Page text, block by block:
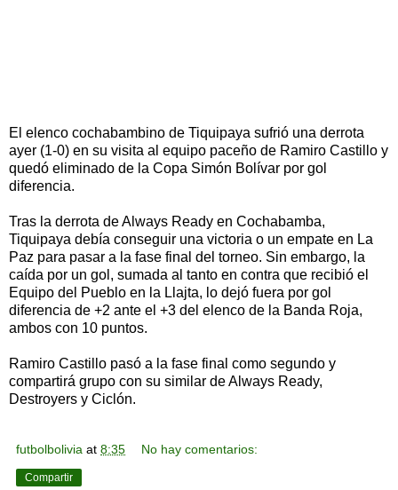
El elenco cochabambino de Tiquipaya sufrió una derrota
ayer (1-0) en su visita al equipo paceño de Ramiro Castillo y
quedó eliminado de la Copa Simón Bolívar por gol
diferencia.
Tras la derrota de Always Ready en Cochabamba,
Tiquipaya debía conseguir una victoria o un empate en La
Paz para pasar a la fase final del torneo. Sin embargo, la
caída por un gol, sumada al tanto en contra que recibió el
Equipo del Pueblo en la Llajta, lo dejó fuera por gol
diferencia de +2 ante el +3 del elenco de la Banda Roja,
ambos con 10 puntos.
Ramiro Castillo pasó a la fase final como segundo y
compartirá grupo con su similar de Always Ready,
Destroyers y Ciclón.
futbolbolivia at 8:35 No hay comentarios:
Compartir